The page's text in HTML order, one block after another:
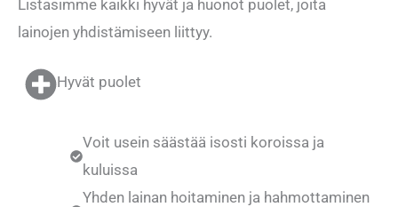
Listasimme kaikki hyvät ja huonot puolet, joita
lainojen yhdistämiseen liittyy.
Hyvät puolet
Voit usein säästää isosti koroissa ja
kuluissa
Yhden lainan hoitaminen ja hahmottaminen